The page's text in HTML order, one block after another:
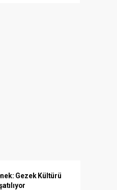
Gezek Kültürü